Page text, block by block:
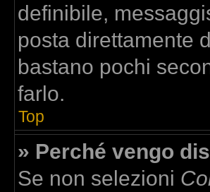
definibile,
posta direttamente
bastano pochi
farlo.
Top
» Perché vengo
Se non selezioni